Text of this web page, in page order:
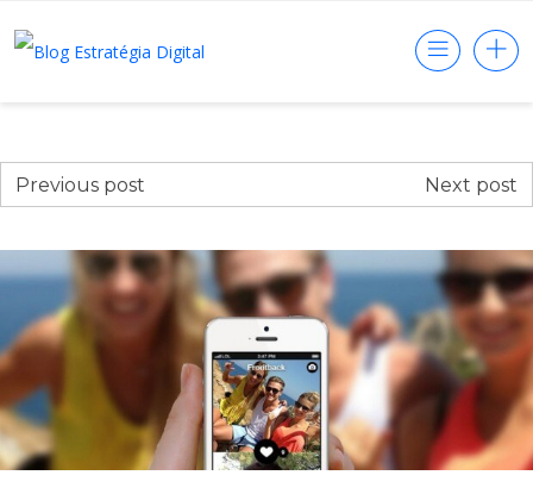
Previous post Next post